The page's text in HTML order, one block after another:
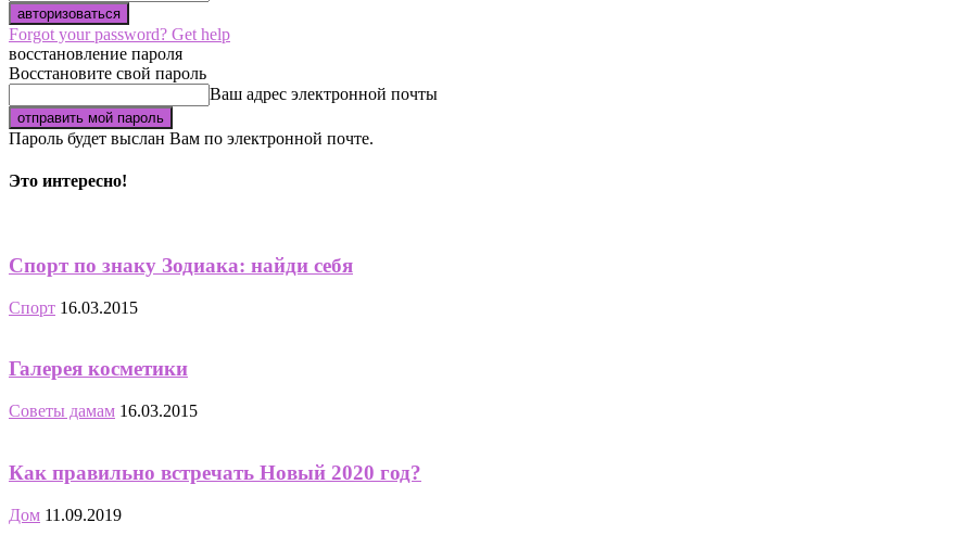
Forgot your password? Get help
восстановление пароля
Восстановите свой пароль
Ваш адрес электронной почты
Пароль будет выслан Вам по электронной почте.
Это интересно!
Спорт по знаку Зодиака: найди себя
Спорт 16.03.2015
Галерея косметики
Советы дамам 16.03.2015
Как правильно встречать Новый 2020 год?
Дом 11.09.2019